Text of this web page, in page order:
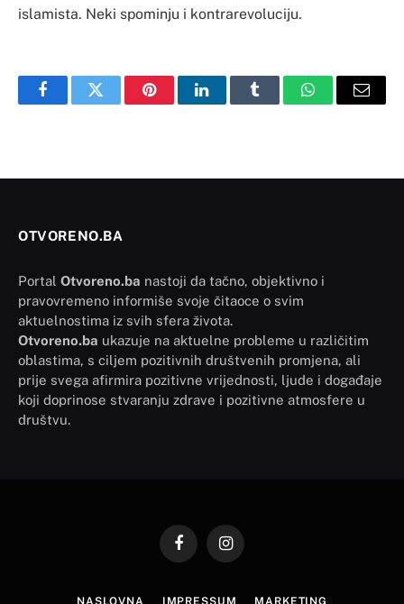
islamista. Neki spominju i kontrarevoluciju.
FacebookTwitter PinterestLinkedInTumblr WhatsAppEmail
OTVORENO.BA
Portal Otvoreno.ba nastoji da tačno, objektivno i
pravovremeno informiše svoje čitaoce o svim
aktuelnostima iz svih sfera života.
Otvoreno.ba ukazuje na aktuelne probleme u različitim
oblastima, s ciljem pozitivnih društvenih promjena, ali
prije svega afirmira pozitivne vrijednosti, ljude i događaje
koji doprinose stvaranju zdrave i pozitivne atmosfere u
društvu.
FacebookInstagram
NASLOVNA IMPRESSUM MARKETING